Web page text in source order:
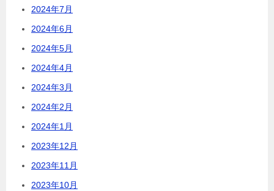
2024年7月
2024年6月
2024年5月
2024年4月
2024年3月
2024年2月
2024年1月
2023年12月
2023年11月
2023年10月